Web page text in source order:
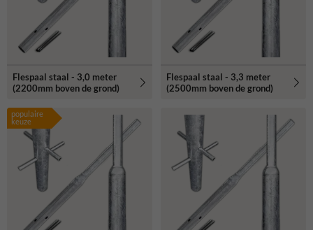
Flespaal staal - 3,0 meter
(2200mm boven de grond)
Flespaal staal - 3,3 meter
(2500mm boven de grond)
populaire
keuze